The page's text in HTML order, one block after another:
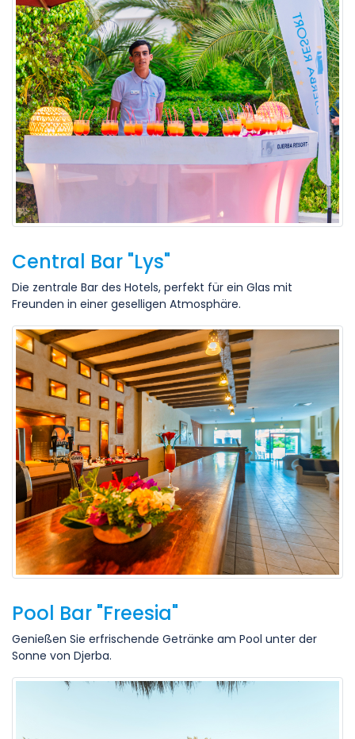
Central Bar "Lys"
Die zentrale Bar des Hotels, perfekt für ein Glas mit
Freunden in einer geselligen Atmosphäre.
Pool Bar "Freesia"
Genießen Sie erfrischende Getränke am Pool unter der
Sonne von Djerba.